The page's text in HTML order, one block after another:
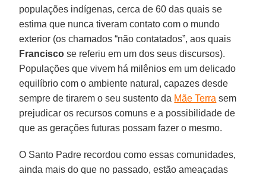
populações indígenas, cerca de 60 das quais se
estima que nunca tiveram contato com o mundo
exterior (os chamados “não contatados”, aos quais
Francisco se referiu em um dos seus discursos).
Populações que vivem há milênios em um delicado
equilíbrio com o ambiente natural, capazes desde
sempre de tirarem o seu sustento da Mãe Terra sem
prejudicar os recursos comuns e a possibilidade de
que as gerações futuras possam fazer o mesmo.
O Santo Padre recordou como essas comunidades,
ainda mais do que no passado, estão ameaçadas